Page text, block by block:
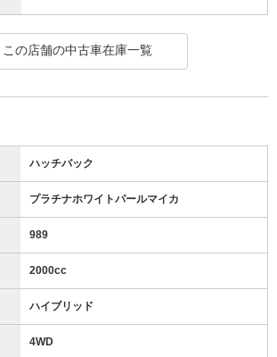
この店舗の中古車在庫一覧
ハッチバック
プラチナホワイトパールマイカ
989
2000cc
ハイブリッド
4WD